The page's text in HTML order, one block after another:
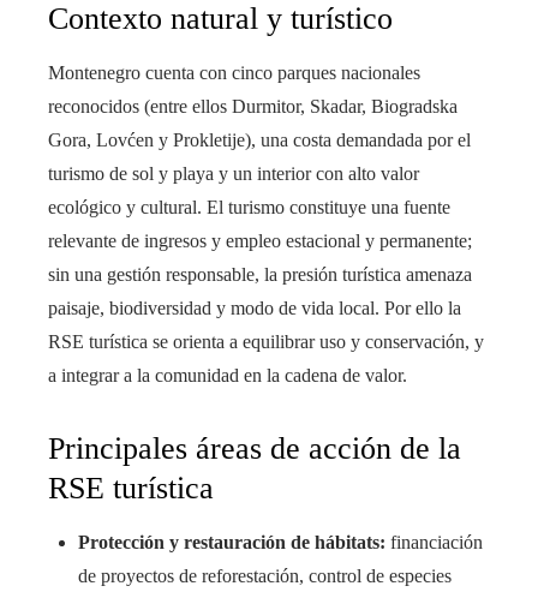
Contexto natural y turístico
Montenegro cuenta con cinco parques nacionales
reconocidos (entre ellos Durmitor, Skadar, Biogradska
Gora, Lovćen y Prokletije), una costa demandada por el
turismo de sol y playa y un interior con alto valor
ecológico y cultural. El turismo constituye una fuente
relevante de ingresos y empleo estacional y permanente;
sin una gestión responsable, la presión turística amenaza
paisaje, biodiversidad y modo de vida local. Por ello la
RSE turística se orienta a equilibrar uso y conservación, y
a integrar a la comunidad en la cadena de valor.
Principales áreas de acción de la
RSE turística
Protección y restauración de hábitats: financiación
de proyectos de reforestación, control de especies